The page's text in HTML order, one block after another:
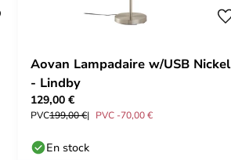
Aovan Lampadaire w/USB Nickel
- Lindby
129,00 €
PVC199,00 € PVC -70,00 €
En stock